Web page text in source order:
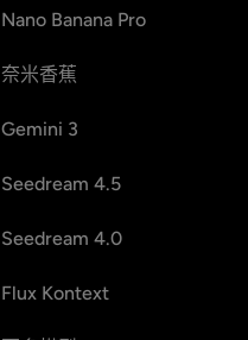
Nano Banana Pro
奈米香蕉
Gemini 3
Seedream 4.5
Seedream 4.0
Flux Kontext